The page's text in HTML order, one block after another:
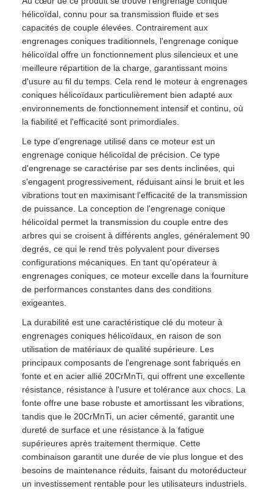
hélicoïdal, connu pour sa transmission fluide et ses
capacités de couple élevées. Contrairement aux
engrenages coniques traditionnels, l'engrenage conique
hélicoïdal offre un fonctionnement plus silencieux et une
meilleure répartition de la charge, garantissant moins
d'usure au fil du temps. Cela rend le moteur à engrenages
coniques hélicoïdaux particulièrement bien adapté aux
environnements de fonctionnement intensif et continu, où
la fiabilité et l'efficacité sont primordiales.
Le type d’engrenage utilisé dans ce moteur est un
engrenage conique hélicoïdal de précision. Ce type
d'engrenage se caractérise par ses dents inclinées, qui
s'engagent progressivement, réduisant ainsi le bruit et les
vibrations tout en maximisant l'efficacité de la transmission
de puissance. La conception de l'engrenage conique
hélicoïdal permet la transmission du couple entre des
arbres qui se croisent à différents angles, généralement 90
degrés, ce qui le rend très polyvalent pour diverses
configurations mécaniques. En tant qu'opérateur à
engrenages coniques, ce moteur excelle dans la fourniture
de performances constantes dans des conditions
exigeantes.
La durabilité est une caractéristique clé du moteur à
engrenages coniques hélicoïdaux, en raison de son
utilisation de matériaux de qualité supérieure. Les
principaux composants de l'engrenage sont fabriqués en
fonte et en acier allié 20CrMnTi, qui offrent une excellente
résistance, résistance à l'usure et tolérance aux chocs. La
fonte offre une base robuste et amortissant les vibrations,
tandis que le 20CrMnTi, un acier cémenté, garantit une
dureté de surface et une résistance à la fatigue
supérieures après traitement thermique. Cette
combinaison garantit une durée de vie plus longue et des
besoins de maintenance réduits, faisant du motoréducteur
un investissement rentable pour les utilisateurs industriels.